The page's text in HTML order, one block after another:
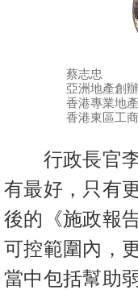
新
聞
數
據
公
蔡志忠
亞洲地產創
香港專業地
香港東區工
行政長官李
有最好，只有
後的《施政報
可控範圍內，
當中包括幫助